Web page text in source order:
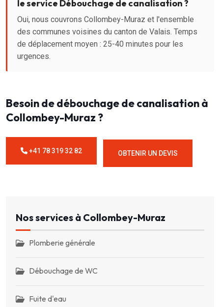
le service Débouchage de canalisation ?
Oui, nous couvrons Collombey-Muraz et l'ensemble
des communes voisines du canton de Valais. Temps
de déplacement moyen : 25-40 minutes pour les
urgences.
Besoin de débouchage de canalisation à
Collombey-Muraz ?
+41 78 319 32 82 OBTENIR UN DEVIS
Nos services à Collombey-Muraz
Plomberie générale
Débouchage de WC
Fuite d'eau